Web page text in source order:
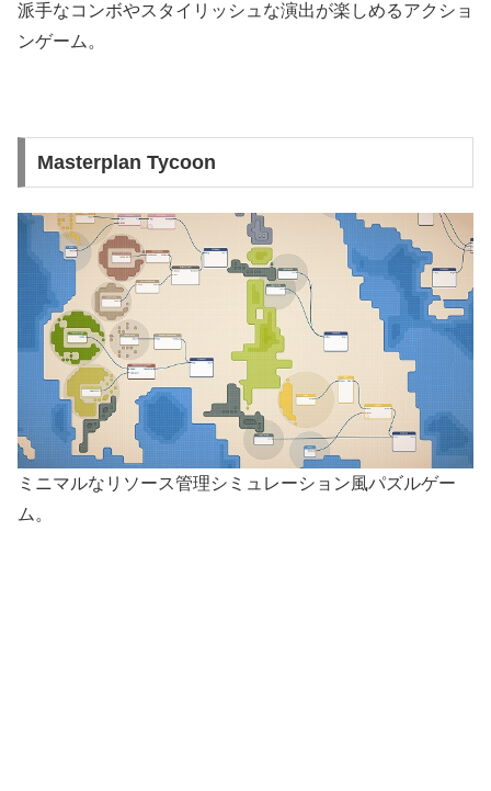
派手なコンボやスタイリッシュな演出が楽しめるアクショ
ンゲーム。
Masterplan Tycoon
ミニマルなリソース管理シミュレーション風パズルゲー
ム。